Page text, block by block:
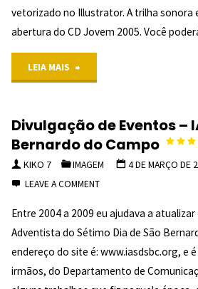
vetorizado no Illustrator. A trilha sonora
abertura do CD Jovem 2005. Você
LEIA MAIS
–
e
Vetor
Divulgação de Eventos –
Bernardo do Campo
KIKO 7 IMAGEM
4 DE MARÇO DE
LEAVE A COMMENT
Entre 2004 a 2009 eu ajudava a
Adventista do Sétimo Dia de São
endereço do site é: www.iasdsbc.org, e
irmãos, do Departamento de